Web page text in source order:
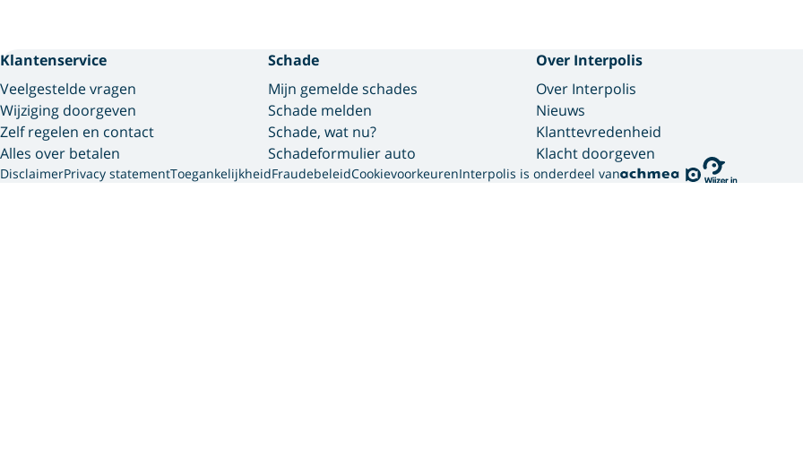
Klantenservice
Veelgestelde vragen
Wijziging doorgeven
Zelf regelen en contact
Alles over betalen
Schade
Mijn gemelde schades
Schade melden
Schade, wat nu?
Schadeformulier auto
Over Interpolis
Over Interpolis
Nieuws
Klanttevredenheid
Klacht doorgeven
DisclaimerPrivacy statementToegankelijkheidFraudebeleidCookievoorkeurenInterpolis is onderdeel van